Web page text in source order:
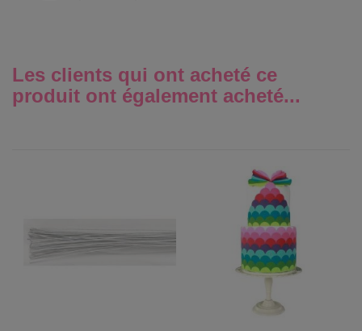
Les clients qui ont acheté ce
produit ont également acheté...